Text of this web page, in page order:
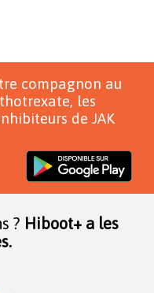
compagnon au
les
de JAK
? Hiboot+ a les